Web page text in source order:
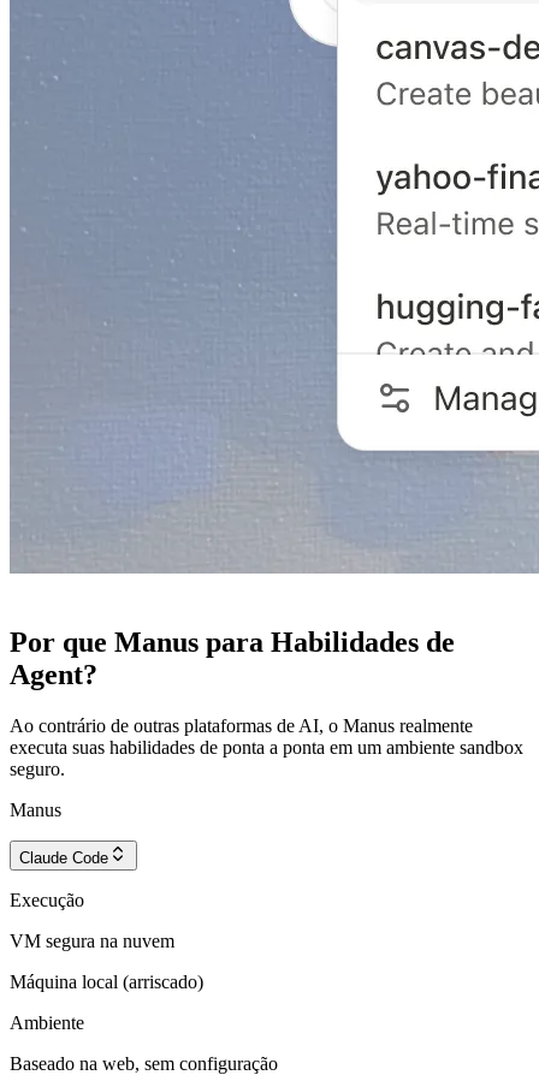
Por que Manus para Habilidades de
Agent?
Ao contrário de outras plataformas de AI, o Manus realmente
executa suas habilidades de ponta a ponta em um ambiente sandbox
seguro.
Manus
Claude Code
Execução
VM segura na nuvem
Máquina local (arriscado)
Ambiente
Baseado na web, sem configuração